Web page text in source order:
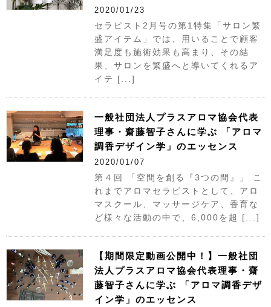
2020/01/23
セラピスト2月号の第1特集「サロン繁
盛アイテム」では、用いることで顧客
満足度も施術効果も高まり、その結
果、サロンを繁盛へと導いてくれるア
イテ [...]
一般社団法人プラスアロマ協会代表
理事・齋藤智子さんに学ぶ 「アロマ
調香デザイン学」のエッセンス
2020/01/07
第４回 「空間を創る『3つの間』」 こ
れまでアロマセラピストとして、アロ
マスクール、マッサージケア、香育な
ど様々な活動の中で、6,000を超 [...]
【期間限定動画公開中！】一般社団
法人プラスアロマ協会代表理事・齋
藤智子さんに学ぶ 「アロマ調香デザ
イン学」のエッセンス